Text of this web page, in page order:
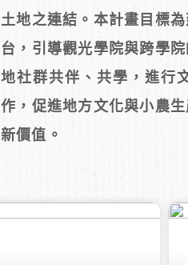
土地之連結。本計畫目標
台，引導觀光學院與跨學
地社群共伴、共學，進行
作，促進地方文化與小農
新價值。